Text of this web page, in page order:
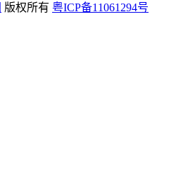
版权所有 粤ICP备11061294号